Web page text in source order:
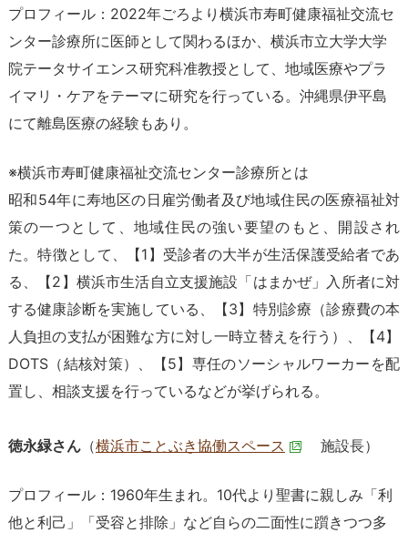
プロフィール：2022年ごろより横浜市寿町健康福祉交流セ
ンター診療所に医師として関わるほか、横浜市立大学大学
院テータサイエンス研究科准教授として、地域医療やプラ
イマリ・ケアをテーマに研究を行っている。沖縄県伊平島
にて離島医療の経験もあり。
※横浜市寿町健康福祉交流センター診療所とは
昭和54年に寿地区の日雇労働者及び地域住民の医療福祉対
策の一つとして、地域住民の強い要望のもと、開設され
た。特徴として、【1】受診者の大半が生活保護受給者であ
る、【2】横浜市生活自立支援施設「はまかぜ」入所者に対
する健康診断を実施している、【3】特別診療（診療費の本
人負担の支払が困難な方に対し一時立替えを行う）、【4】
DOTS（結核対策）、【5】専任のソーシャルワーカーを配
置し、相談支援を行っているなどが挙げられる。
徳永緑さん（横浜市ことぶき協働スペース 施設長）
プロフィール：1960年生まれ。10代より聖書に親しみ「利
他と利己」「受容と排除」など自らの二面性に躓きつつ多